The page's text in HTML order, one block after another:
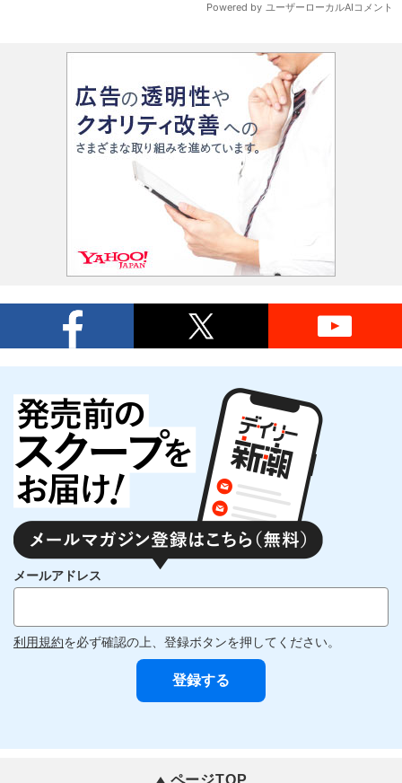
メールアドレス
利用規約を必ず確認の上、登録ボタンを押してください。
ページTOP